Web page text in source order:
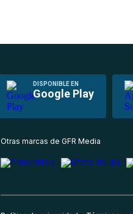
DISPONIBLE EN
Google Play
Otras marcas de GFR Media